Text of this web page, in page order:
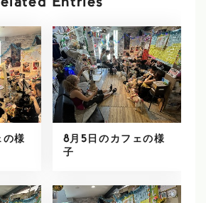
Entries
の様
8月5日のカフェの様
子